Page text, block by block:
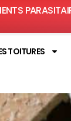
TOITURES